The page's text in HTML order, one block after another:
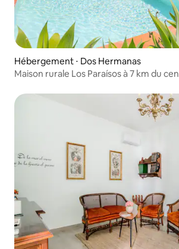
Hébergement ⋅ Dos Hermanas
Maison rurale Los Paraísos à 7 km du